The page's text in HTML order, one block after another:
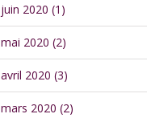
juin 2020 (1)
mai 2020 (2)
avril 2020 (3)
mars 2020 (2)